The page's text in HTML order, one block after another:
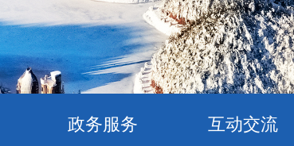
政务服务 互动交流